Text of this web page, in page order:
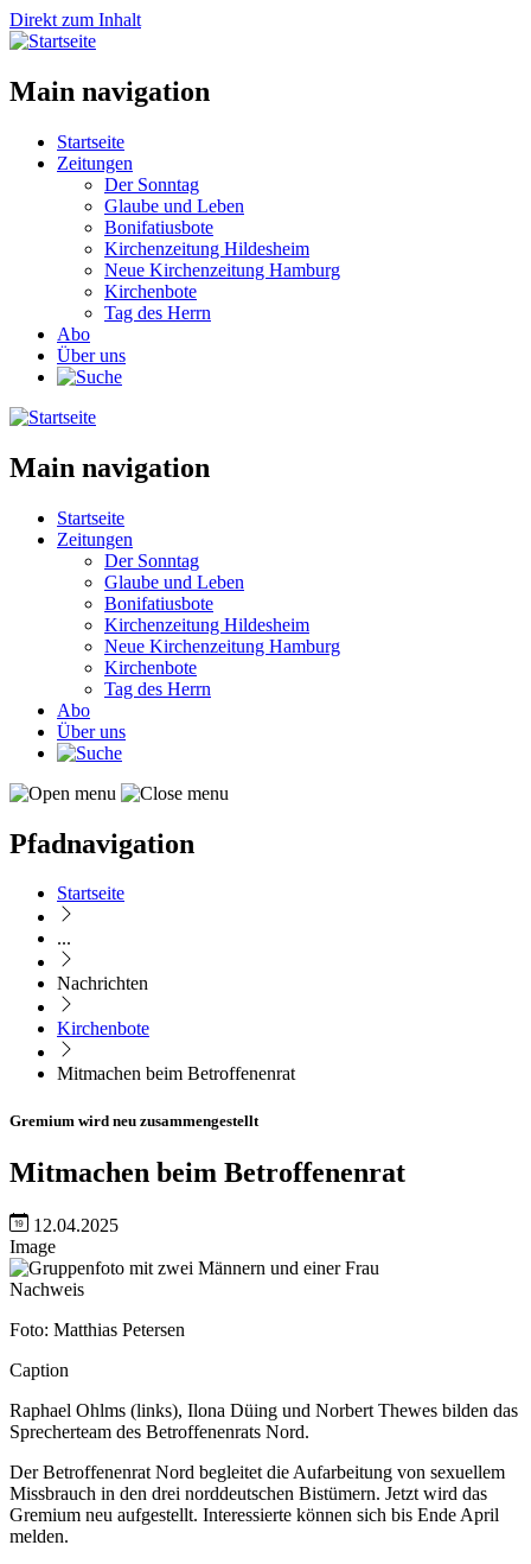
Direkt zum Inhalt
Main navigation
Startseite
Zeitungen
Der Sonntag
Glaube und Leben
Bonifatiusbote
Kirchenzeitung Hildesheim
Neue Kirchenzeitung Hamburg
Kirchenbote
Tag des Herrn
Abo
Über uns
Main navigation
Startseite
Zeitungen
Der Sonntag
Glaube und Leben
Bonifatiusbote
Kirchenzeitung Hildesheim
Neue Kirchenzeitung Hamburg
Kirchenbote
Tag des Herrn
Abo
Über uns
Pfadnavigation
Startseite
...
Nachrichten
Kirchenbote
Mitmachen beim Betroffenenrat
Gremium wird neu zusammengestellt
Mitmachen beim Betroffenenrat
12.04.2025
Image
Nachweis
Foto: Matthias Petersen
Caption
Raphael Ohlms (links), Ilona Düing und Norbert Thewes bilden das
Sprecherteam des Betroffenenrats Nord.
Der Betroffenenrat Nord begleitet die Aufarbeitung von sexuellem
Missbrauch in den drei norddeutschen Bistümern. Jetzt wird das
Gremium neu aufgestellt. Interessierte können sich bis Ende April
melden.